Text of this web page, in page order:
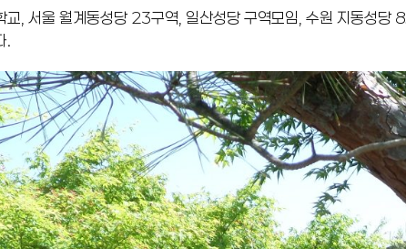
교, 서울 월계동성당 23구역, 일산성당 구역모임, 수원 지동성당
.